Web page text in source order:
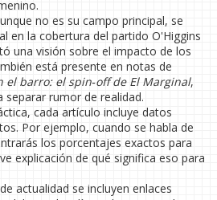
no es su campo principal, se
en la cobertura del partido O'Higgins
una visión sobre el impacto de los
está presente en notas de
el barro: el spin‑off de El Marginal,
separar rumor de realidad.
cada artículo incluye datos
Por ejemplo, cuando se habla de
los porcentajes exactos para
explicación de qué significa eso para
actualidad se incluyen enlaces